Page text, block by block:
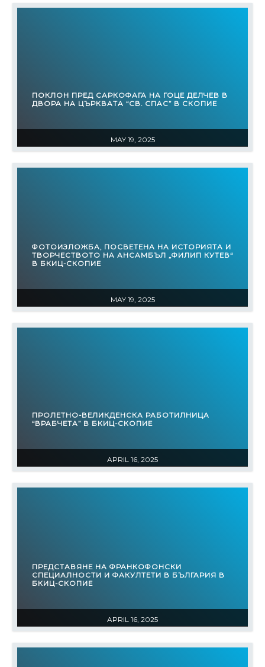
MAY 19, 2025
ПОКЛОН ПРЕД САРКОФАГА НА ГОЦЕ ДЕЛЧЕВ В
ДВОРА НА ЦЪРКВАТА “СВ. СПАС” В СКОПИЕ
MAY 19, 2025
ФОТОИЗЛОЖБА, ПОСВЕТЕНА НА ИСТОРИЯТА И
ТВОРЧЕСТВОТО НА АНСАМБЪЛ „ФИЛИП КУТЕВ“
В БКИЦ-СКОПИЕ
APRIL 16, 2025
ПРОЛЕТНО-ВЕЛИКДЕНСКА РАБОТИЛНИЦА
“ВРАБЧЕТА” В БКИЦ-СКОПИЕ
APRIL 16, 2025
ПРЕДСТАВЯНЕ НА ФРАНКОФОНСКИ
СПЕЦИАЛНОСТИ И ФАКУЛТЕТИ В БЪЛГАРИЯ В
БКИЦ-СКОПИЕ